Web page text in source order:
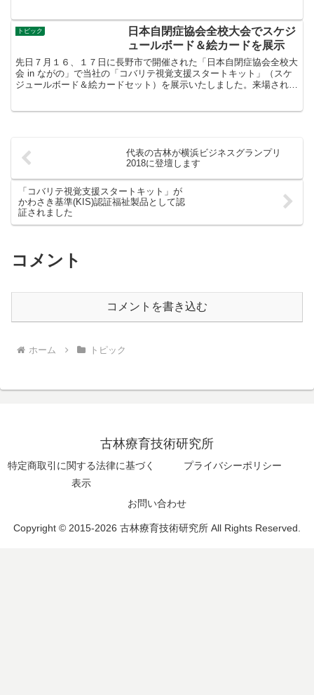
トピック
日本自閉症協会全校大会でスケジ
ュールボード＆絵カードを展示
先日７月１６、１７日に長野市で開催された「日本自閉症協会全校大
会 in ながの」で当社の「コバリテ視覚支援スタートキット」（スケ
ジュールボード＆絵カードセット）を展示いたしました。来場された
代表の古林が横浜ビジネスグランプリ
2018に登壇します
「コバリテ視覚支援スタートキット」が
かわさき基準(KIS)認証福祉製品として認
証されました
コメント
コメントを書き込む
ホーム トピック
古林療育技術研究所
特定商取引に関する法律に基づく
表示
プライバシーポリシー
お問い合わせ
Copyright © 2015-2026 古林療育技術研究所 All Rights Reserved.